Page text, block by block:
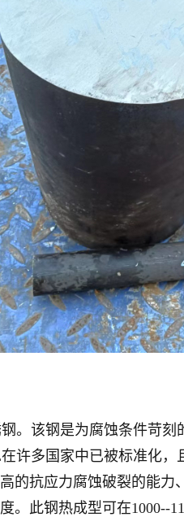
。该钢是为腐蚀条件苛
许多国家中已被标准化
的抗应力腐蚀破裂的能
。此钢热成型可在1000--